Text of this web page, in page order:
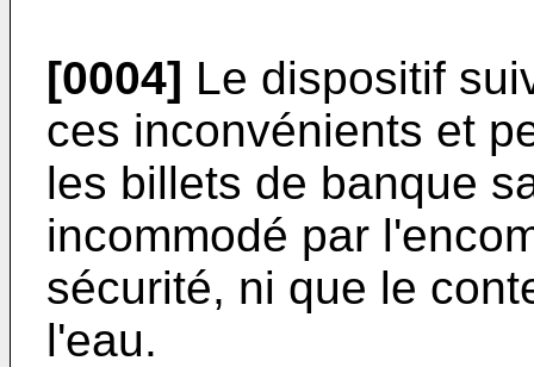
[0004] Le dispositif
ces inconvénients et
les billets de banque
incommodé par
sécurité, ni que le
l'eau.